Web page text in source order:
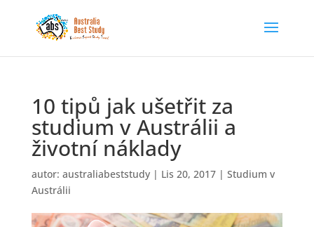
10 tipů jak ušetřit za
studium v Austrálii a
životní náklady
autor: australiabeststudy| Lis 20, 2017| Studium v
Austrálii